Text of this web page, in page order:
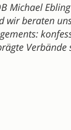
Michael
wir beraten
Verbände